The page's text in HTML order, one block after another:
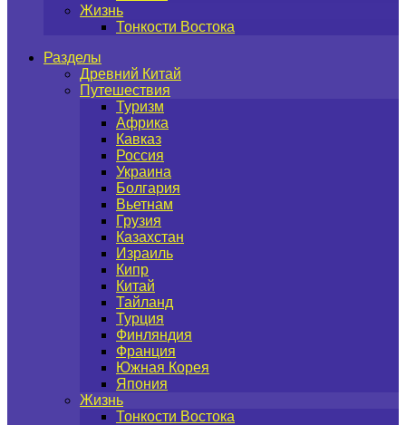
Жизнь
Тонкости Востока
Разделы
Древний Китай
Путешествия
Туризм
Африка
Кавказ
Россия
Украина
Болгария
Вьетнам
Грузия
Казахстан
Израиль
Кипр
Китай
Тайланд
Турция
Финляндия
Франция
Южная Корея
Япония
Жизнь
Тонкости Востока